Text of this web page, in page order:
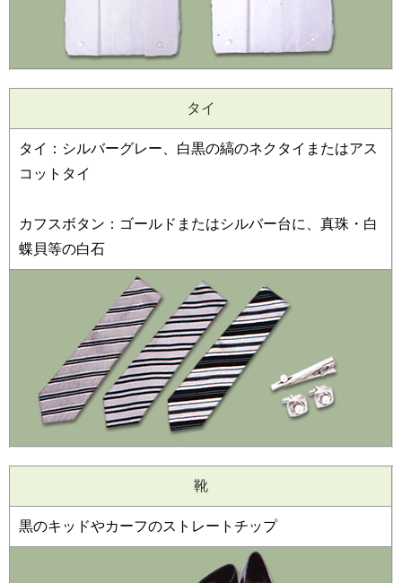
タイ
タイ：シルバーグレー、白黒の縞のネクタイまたはアス
コットタイ
カフスボタン：ゴールドまたはシルバー台に、真珠・白
蝶貝等の白石
靴
黒のキッドやカーフのストレートチップ